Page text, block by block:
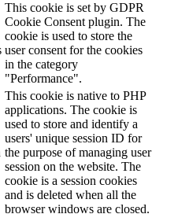
This cookie is set by GDPR
Cookie Consent plugin. The
cookie is used to store the
user consent for the cookies
in the category
"Performance".
This cookie is native to PHP
applications. The cookie is
used to store and identify a
users' unique session ID for
the purpose of managing user
session on the website. The
cookie is a session cookies
and is deleted when all the
browser windows are closed.